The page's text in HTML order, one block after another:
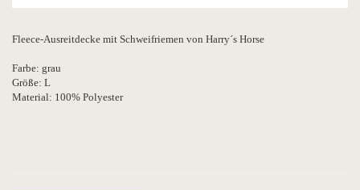
Fleece-Ausreitdecke mit Schweifriemen von Harry´s Horse
Farbe: grau
Größe: L
Material: 100% Polyester